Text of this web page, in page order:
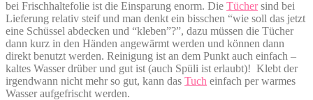
bei Frischhaltefolie ist die Einsparung enorm. Die Tüchersind bei
Lieferung relativ steif und man denkt ein bisschen “wie soll das jetzt
eine Schüssel abdecken und “kleben”?”, dazu müssen die Tücher
dann kurz in den Händen angewärmt werden und können dann
direkt benutzt werden. Reinigung ist an dem Punkt auch einfach –
kaltes Wasser drüber und gut ist (auch Spüli ist erlaubt)! Klebt der
irgendwann nicht mehr so gut, kann das Tuch einfach per warmes
Wasser aufgefrischt werden.